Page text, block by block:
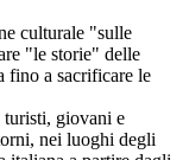
culturale "sulle
"le storie" delle
fino a sacrificare le
turisti, giovani e
nei luoghi degli